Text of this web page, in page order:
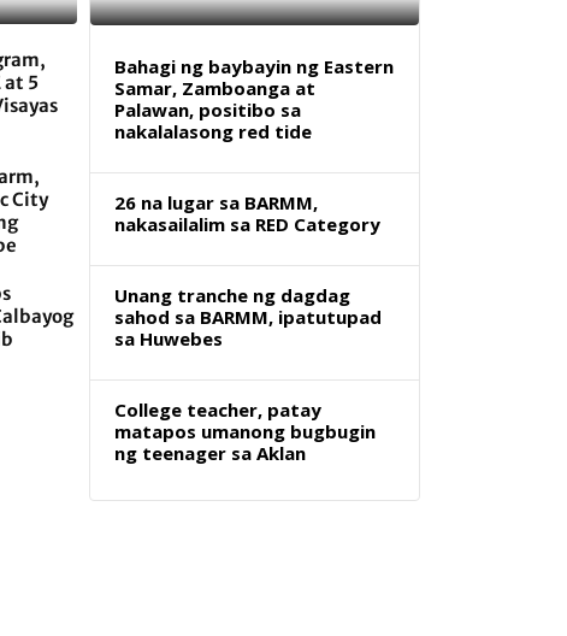
at 5
City
Bahagi ng baybayin ng Eastern
Samar, Zamboanga at
Palawan, positibo sa
nakalalasong red tide
26 na lugar sa BARMM,
nakasailalim sa RED Category
Unang tranche ng dagdag
sahod sa BARMM, ipatutupad
sa Huwebes
College teacher, patay
matapos umanong bugbugin
ng teenager sa Aklan